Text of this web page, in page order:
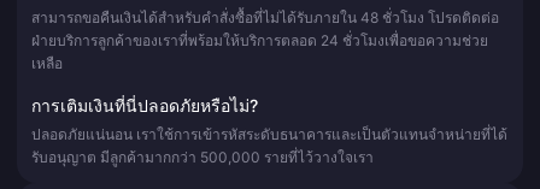
สามารถขอคืนเงินได้สำหรับคำสั่งซื้อที่ไม่ได้รับภายใน 48 ชั่วโมง โปรดติดต่อ
ฝ่ายบริการลูกค้าของเราที่พร้อมให้บริการตลอด 24 ชั่วโมงเพื่อขอความช่วย
เหลือ
การเติมเงินที่นี่ปลอดภัยหรือไม่?
ปลอดภัยแน่นอน เราใช้การเข้ารหัสระดับธนาคารและเป็นตัวแทนจำหน่ายที่ได้
รับอนุญาต มีลูกค้ามากกว่า 500,000 รายที่ไว้วางใจเรา